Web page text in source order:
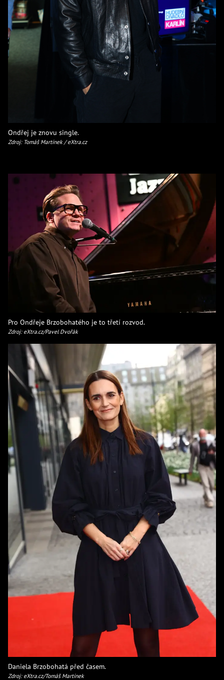
Ondřej je znovu single.
Zdroj: Tomáš Martínek / eXtra.cz
Pro Ondřeje Brzobohatého je to třetí rozvod.
Zdroj: eXtra.cz/Pavel Dvořák
Daniela Brzobohatá před časem.
Zdroj: eXtra.cz/Tomáš Martínek